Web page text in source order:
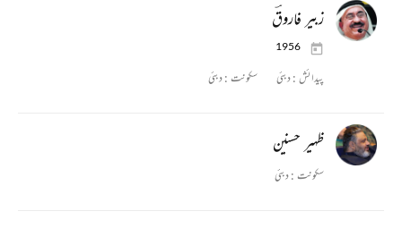
زبیر فاروقؔ
1956
پیدائش :دبئی سکونت :دبئی
ظہیر حسنین
سکونت :دبئی